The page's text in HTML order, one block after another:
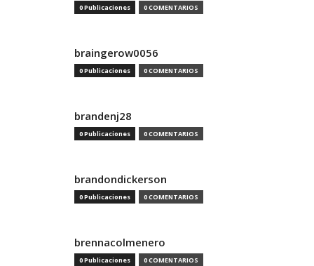
0 Publicaciones 0 COMENTARIOS
braingerow0056
0 Publicaciones 0 COMENTARIOS
brandenj28
0 Publicaciones 0 COMENTARIOS
brandondickerson
0 Publicaciones 0 COMENTARIOS
brennacolmenero
0 Publicaciones 0 COMENTARIOS